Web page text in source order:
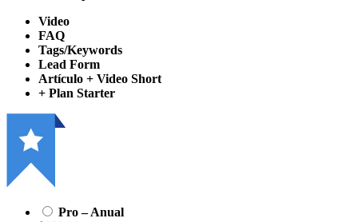
Video
FAQ
Tags/Keywords
Lead Form
Artículo + Video Short
+ Plan Starter
Pro – Anual